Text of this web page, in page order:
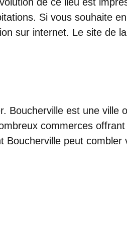
Si vous souhaite
sur internet. Le site de
Boucherville est une ville
commerces
peut combler